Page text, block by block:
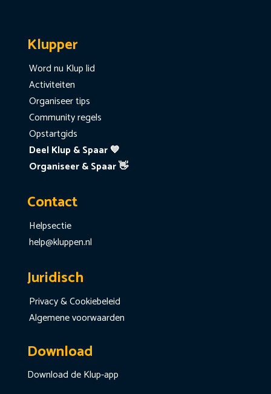
Klupper
Word nu Klup lid
Activiteiten
Organiseer tips
Community regels
Opstartgids
Deel Klup & Spaar 💙
Organiseer & Spaar 👋
Contact
Helpsectie
help@kluppen.nl
Juridisch
Privacy & Cookiebeleid
Algemene voorwaarden
Download
Download de Klup-app